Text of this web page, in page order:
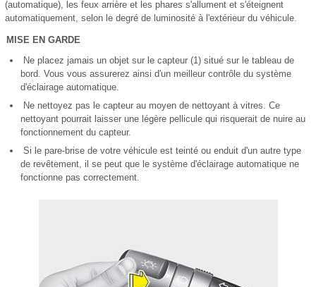
(automatique), les feux arrière et les phares s'allument et s'éteignent
automatiquement, selon le degré de luminosité à l'extérieur du véhicule.
MISE EN GARDE
Ne placez jamais un objet sur le capteur (1) situé sur le tableau de
bord. Vous vous assurerez ainsi d'un meilleur contrôle du système
d'éclairage automatique.
Ne nettoyez pas le capteur au moyen de nettoyant à vitres. Ce
nettoyant pourrait laisser une légère pellicule qui risquerait de nuire au
fonctionnement du capteur.
Si le pare-brise de votre véhicule est teinté ou enduit d'un autre type
de revêtement, il se peut que le système d'éclairage automatique ne
fonctionne pas correctement.